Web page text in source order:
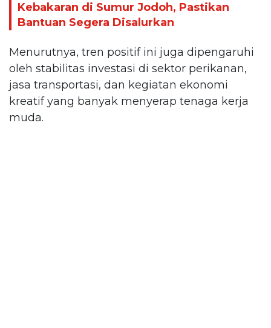
Kebakaran di Sumur Jodoh, Pastikan
Bantuan Segera Disalurkan
Menurutnya, tren positif ini juga dipengaruhi
oleh stabilitas investasi di sektor perikanan,
jasa transportasi, dan kegiatan ekonomi
kreatif yang banyak menyerap tenaga kerja
muda.